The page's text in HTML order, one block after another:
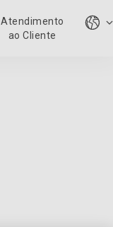
Atendimento
ao Cliente